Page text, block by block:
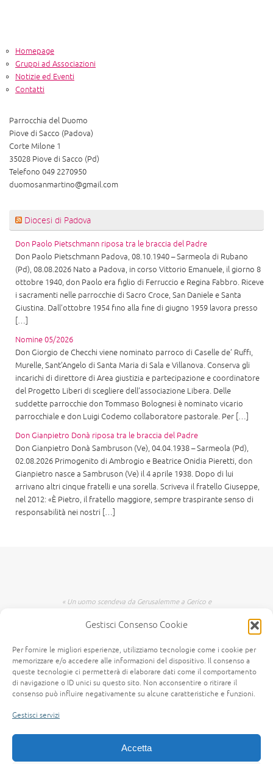
Gestisci Consenso Cookie
Per fornire le migliori esperienze, utilizziamo tecnologie come i cookie per
memorizzare e/o accedere alle informazioni del dispositivo. Il consenso a
queste tecnologie ci permetterà di elaborare dati come il comportamento
di navigazione o ID unici su questo sito. Non acconsentire o ritirare il
consenso può influire negativamente su alcune caratteristiche e funzioni.
Gestisci servizi
Accetta
Homepage
Gruppi ad Associazioni
Notizie ed Eventi
Contatti
Parrocchia del Duomo
Piove di Sacco (Padova)
Corte Milone 1
35028 Piove di Sacco (Pd)
Telefono 049 2270950
duomosanmartino@gmail.com
Diocesi di Padova
Don Paolo Pietschmann riposa tra le braccia del Padre
Don Paolo Pietschmann Padova, 08.10.1940 – Sarmeola di Rubano
(Pd), 08.08.2026 Nato a Padova, in corso Vittorio Emanuele, il giorno 8
ottobre 1940, don Paolo era figlio di Ferruccio e Regina Fabbro. Riceve
i sacramenti nelle parrocchie di Sacro Croce, San Daniele e Santa
Giustina. Dall’ottobre 1954 fino alla fine di giugno 1959 lavora presso
[…]
Nomine 05/2026
Don Giorgio de Checchi viene nominato parroco di Caselle de’ Ruffi,
Murelle, Sant’Angelo di Santa Maria di Sala e Villanova. Conserva gli
incarichi di direttore di Area giustizia e partecipazione e coordinatore
del Progetto Liberi di scegliere dell’associazione Libera. Delle
suddette parrocchie don Tommaso Bolognesi è nominato vicario
parrocchiale e don Luigi Codemo collaboratore pastorale. Per […]
Don Gianpietro Donà riposa tra le braccia del Padre
Don Gianpietro Donà Sambruson (Ve), 04.04.1938 – Sarmeola (Pd),
02.08.2026 Primogenito di Ambrogio e Beatrice Onidia Pieretti, don
Gianpietro nasce a Sambruson (Ve) il 4 aprile 1938. Dopo di lui
arrivano altri cinque fratelli e una sorella. Scriveva il fratello Giuseppe,
nel 2012: «È Pietro, il fratello maggiore, sempre traspirante senso di
responsabilità nei nostri […]
« Un uomo scendeva da Gerusalemme a Gerico e
percossero e poi se ne andarono, lasciandolo
per quella medesima strada e quando lo vide
passò oltre dall'altra parte. Anche un levita,
giunto in quel luogo, lo vide e passò oltre. Invece
un Samaritano, che era in viaggio, passandogli
accanto lo vide e n'ebbe compassione. Gli si fece
all'albergatore, dicendo: Abbi cura di lui e ciò